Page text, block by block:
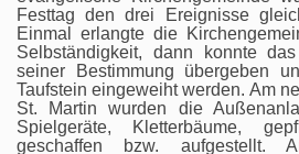
Festtag den drei Ereignisse
Einmal erlangte die
Selbständigkeit, dann konnte
seiner Bestimmung übergeben
Taufstein eingeweiht werden. Am
St. Martin wurden die
Spielgeräte, Kletterbäume,
geschaffen bzw. aufgestellt.